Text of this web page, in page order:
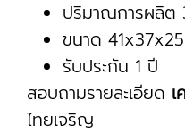
ปริมาณการผลิ
ขนาด
รับประกัน 1 ปี
สอบถามรายละเอียด
ไทยเจริญ